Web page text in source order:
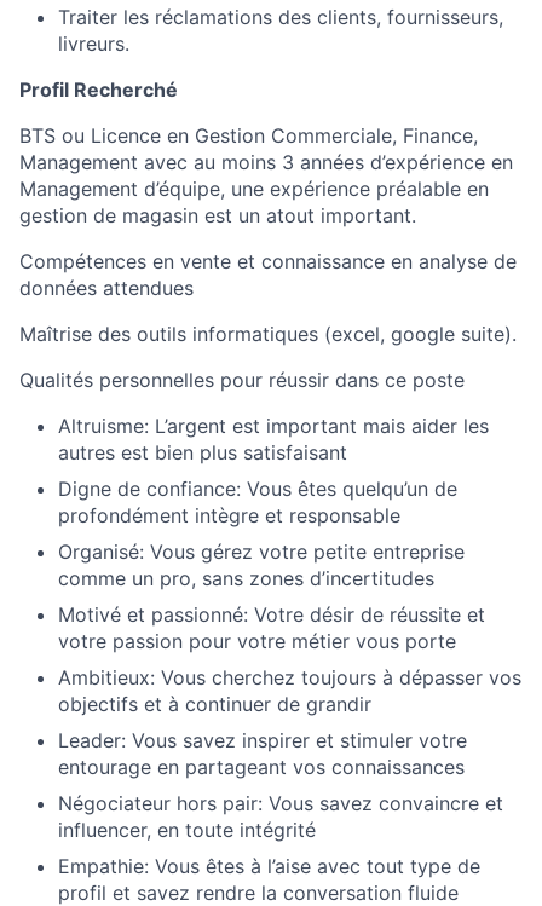
Traiter les réclamations des clients, fournisseurs,
livreurs.
Profil Recherché
BTS ou Licence en Gestion Commerciale, Finance,
Management avec au moins 3 années d’expérience en
Management d’équipe, une expérience préalable en
gestion de magasin est un atout important.
Compétences en vente et connaissance en analyse de
données attendues
Maîtrise des outils informatiques (excel, google suite).
Qualités personnelles pour réussir dans ce poste
Altruisme: L’argent est important mais aider les
autres est bien plus satisfaisant
Digne de confiance: Vous êtes quelqu’un de
profondément intègre et responsable
Organisé: Vous gérez votre petite entreprise
comme un pro, sans zones d’incertitudes
Motivé et passionné: Votre désir de réussite et
votre passion pour votre métier vous porte
Ambitieux: Vous cherchez toujours à dépasser vos
objectifs et à continuer de grandir
Leader: Vous savez inspirer et stimuler votre
entourage en partageant vos connaissances
Négociateur hors pair: Vous savez convaincre et
influencer, en toute intégrité
Empathie: Vous êtes à l’aise avec tout type de
profil et savez rendre la conversation fluide